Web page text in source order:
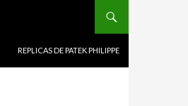
REPLICAS DE PATEK PHILIPPE